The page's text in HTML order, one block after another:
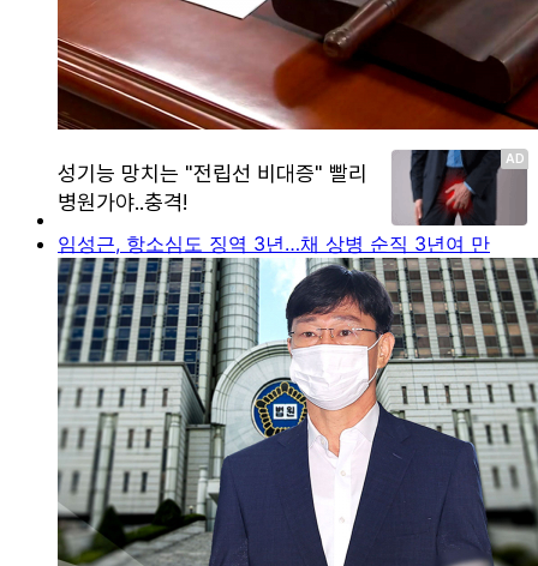
임성근, 항소심도 징역 3년…채 상병 순직 3년여 만